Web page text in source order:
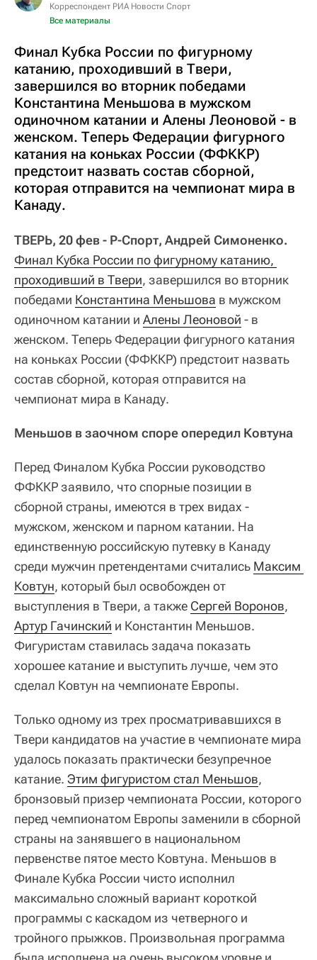
Корреспондент РИА Новости Спорт
Все материалы
Финал Кубка России по фигурному
катанию, проходивший в Твери,
завершился во вторник победами
Константина Меньшова в мужском
одиночном катании и Алены Леоновой - в
женском. Теперь Федерации фигурного
катания на коньках России (ФФККР)
предстоит назвать состав сборной,
которая отправится на чемпионат мира в
Канаду.
ТВЕРЬ, 20 фев - Р-Спорт, Андрей Симоненко.
Финал Кубка России по фигурному катанию,
проходивший в Твери, завершился во вторник
победами Константина Меньшова в мужском
одиночном катании и Алены Леоновой - в
женском. Теперь Федерации фигурного катания
на коньках России (ФФККР) предстоит назвать
состав сборной, которая отправится на
чемпионат мира в Канаду.
Меньшов в заочном споре опередил Ковтуна
Перед Финалом Кубка России руководство
ФФККР заявило, что спорные позиции в
сборной страны, имеются в трех видах -
мужском, женском и парном катании. На
единственную российскую путевку в Канаду
среди мужчин претендентами считались Максим
Ковтун, который был освобожден от
выступления в Твери, а также Сергей Воронов,
Артур Гачинский и Константин Меньшов.
Фигуристам ставилась задача показать
хорошее катание и выступить лучше, чем это
сделал Ковтун на чемпионате Европы.
Только одному из трех просматривавшихся в
Твери кандидатов на участие в чемпионате мира
удалось показать практически безупречное
катание. Этим фигуристом стал Меньшов,
бронзовый призер чемпионата России, которого
перед чемпионатом Европы заменили в сборной
страны на занявшего в национальном
первенстве пятое место Ковтуна. Меньшов в
Финале Кубка России чисто исполнил
максимально сложный вариант короткой
программы с каскадом из четверного и
тройного прыжков. Произвольная программа